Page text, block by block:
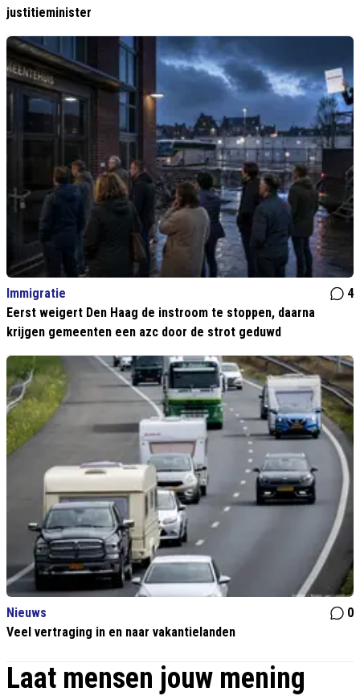
justitieminister
Immigratie
4
Eerst weigert Den Haag de instroom te stoppen, daarna
krijgen gemeenten een azc door de strot geduwd
Nieuws
0
Veel vertraging in en naar vakantielanden
Laat mensen jouw mening